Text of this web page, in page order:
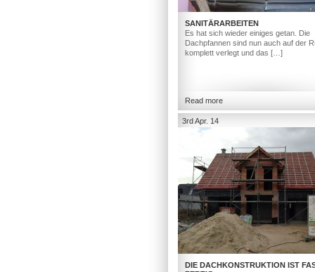
SANITÄRARBEITEN
Es hat sich wieder einiges getan. Die
Dachpfannen sind nun auch auf der
komplett verlegt und das […]
Read more
3rd Apr. 14
DIE DACHKONSTRUKTION IST